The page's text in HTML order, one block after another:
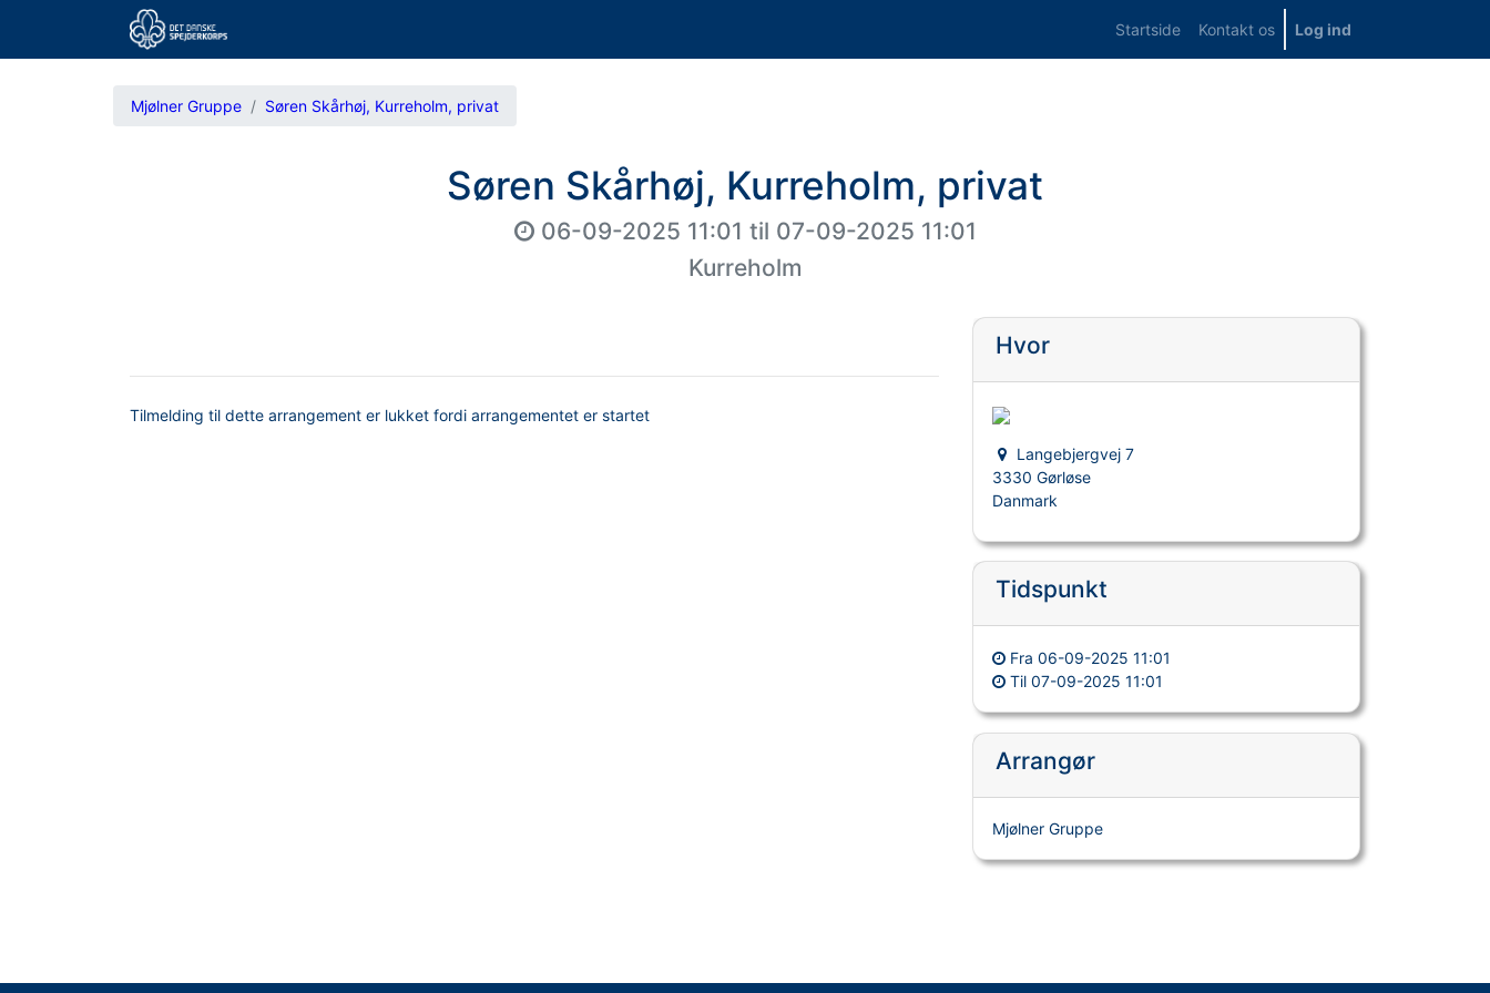
Startside Kontakt os Log ind
Mjølner Gruppe Søren Skårhøj, Kurreholm, privat
Søren Skårhøj, Kurreholm, privat
06-09-2025 11:01 til 07-09-2025 11:01
Kurreholm
Tilmelding til dette arrangement er lukket fordi arrangementet er startet
Hvor
Langebjergvej 7
3330 Gørløse
Danmark
Tidspunkt
Fra06-09-2025 11:01
Til07-09-2025 11:01
Arrangør
Mjølner Gruppe